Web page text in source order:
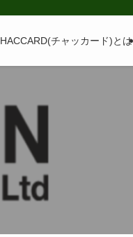
チャッカード)とは